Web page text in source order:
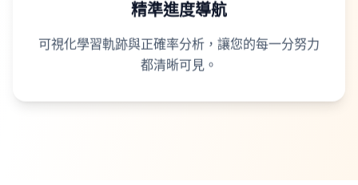
精準進度導航
可視化學習軌跡與正確率分析，讓您的每一分努力
都清晰可見。